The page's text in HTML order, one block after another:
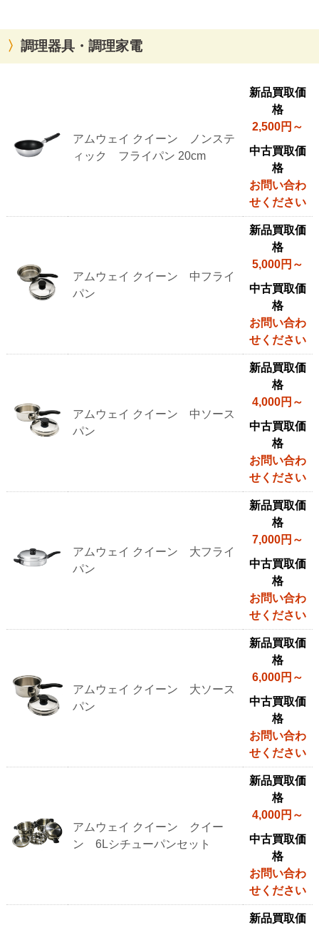
調理器具・調理家電
ェ
考
価
アムウェイ クイーン ノンステ
ィック フライパン 20cm
新品買取価
格
2,500円～
中古買取価
格
お問い合わ
せください
アムウェイ クイーン 中フライ
パン
新品買取価
格
5,000円～
中古買取価
格
お問い合わ
せください
アムウェイ クイーン 中ソース
パン
新品買取価
格
4,000円～
中古買取価
格
お問い合わ
せください
アムウェイ クイーン 大フライ
パン
新品買取価
格
7,000円～
中古買取価
格
お問い合わ
せください
アムウェイ クイーン 大ソース
パン
新品買取価
格
6,000円～
中古買取価
格
お問い合わ
せください
アムウェイ クイーン クイー
ン 6Lシチューパンセット
新品買取価
格
4,000円～
中古買取価
格
お問い合わ
せください
新品買取価